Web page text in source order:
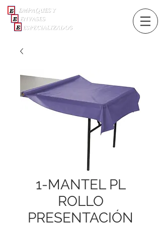
1-MANTEL PL
ROLLO
PRESENTACIÓN